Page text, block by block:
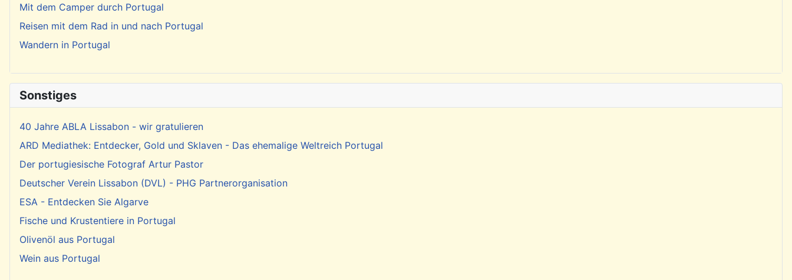
Mit dem Camper durch Portugal
Reisen mit dem Rad in und nach Portugal
Wandern in Portugal
Sonstiges
40 Jahre ABLA Lissabon - wir gratulieren
ARD Mediathek: Entdecker, Gold und Sklaven - Das ehemalige Weltreich Portugal
Der portugiesische Fotograf Artur Pastor
Deutscher Verein Lissabon (DVL) - PHG Partnerorganisation
ESA - Entdecken Sie Algarve
Fische und Krustentiere in Portugal
Olivenöl aus Portugal
Wein aus Portugal